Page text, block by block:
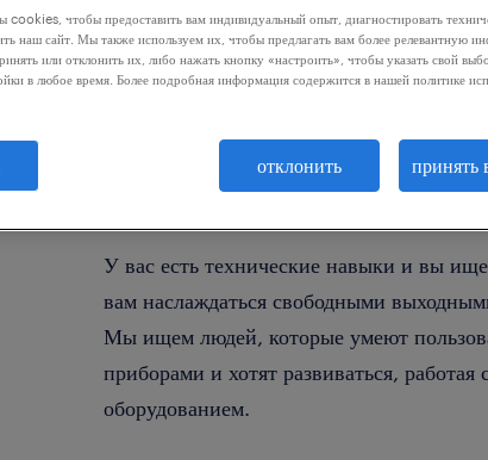
Обслуживание производственных
У вас есть технические навыки и вы
вам наслаждаться свободными
Мы ищем людей, которые умеют
приборами и хотят развиваться,
оборудованием.
cookies, чтобы предоставить вам индивидуальный опыт, диагностировать
наш сайт. Мы также используем их, чтобы предлагать вам более релевантную
или отклонить их, либо нажать кнопку «настроить», чтобы указать свой
в любое время. Более подробная информация содержится в нашей политике
отклонить принять